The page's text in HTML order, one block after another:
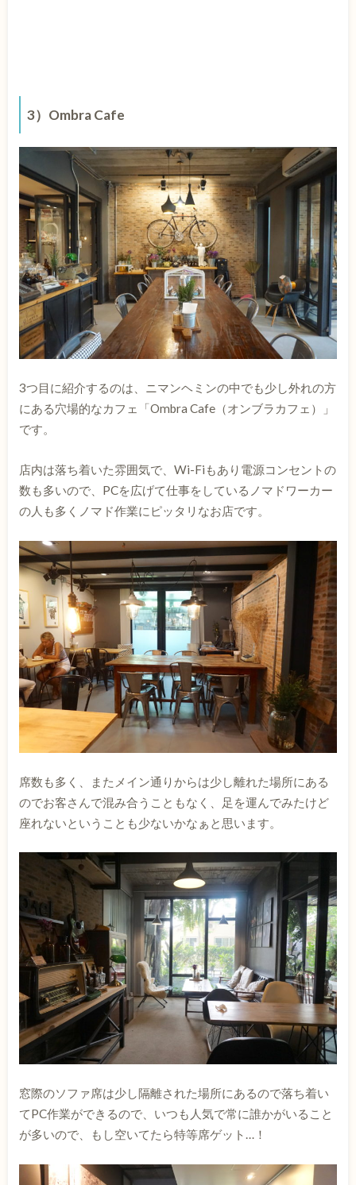
3）Ombra Cafe
3つ目に紹介するのは、ニマンヘミンの中でも少し外れの方
にある穴場的なカフェ「Ombra Cafe（オンブラカフェ）」
です。
店内は落ち着いた雰囲気で、Wi-Fiもあり電源コンセントの
数も多いので、PCを広げて仕事をしているノマドワーカー
の人も多くノマド作業にピッタリなお店です。
席数も多く、またメイン通りからは少し離れた場所にある
のでお客さんで混み合うこともなく、足を運んでみたけど
座れないということも少ないかなぁと思います。
窓際のソファ席は少し隔離された場所にあるので落ち着い
てPC作業ができるので、いつも人気で常に誰かがいること
が多いので、もし空いてたら特等席ゲット…！